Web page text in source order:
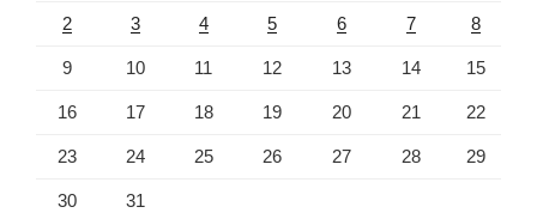
2 3 4 5 6 7 8
9 10 11 12 13 14 15
16 17 18 19 20 21 22
23 24 25 26 27 28 29
30 31